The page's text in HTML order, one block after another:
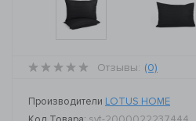
Отзывы: (0)
Производители LOTUS HOME